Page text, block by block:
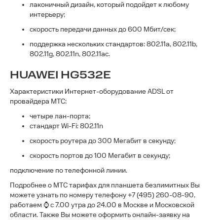
лаконичный дизайн, который подойдет к любому
интерьеру;
скорость передачи данных до 600 Мбит/сек;
поддержка нескольких стандартов: 802.11a, 802.11b,
802.11g, 802.11n, 802.11ac.
HUAWEI HG532E
Характеристики Интернет-оборудование ADSL от
провайдера МТС:
четыре лан-порта;
стандарт Wi-Fi: 802.11n
скорость роутера до 300 Мегабит в секунду;
скорость портов до 100 Мегабит в секунду;
подключение по телефонной линии.
Подробнее о МТС тарифах для планшета безлимитных Вы
можете узнать по номеру телефону +7 (495) 260-08-90,
работаем ⌚ с 7.00 утра до 24.00 в Москве и Московской
области. Также Вы можете оформить онлайн-заявку на